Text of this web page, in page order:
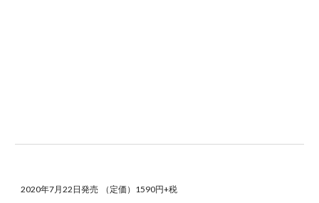
2020年7月22日発売 （定価）1590円+税